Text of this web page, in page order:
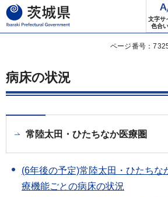
茨城県
文字サ
色合
ページ番号：
病床の状況
常陸太田・ひたちなか医療圏
(6年後の予定)常陸太田・ひたちな
療機能ごとの病床の状況